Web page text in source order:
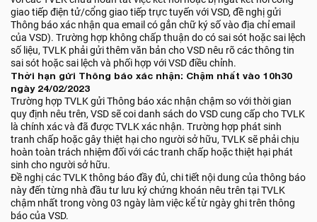
giao tiếp điện tử/cổng giao tiếp trực tuyến với VSD, đề nghị gửi
Thông báo xác nhận qua email có gắn chữ ký số vào địa chỉ email
của VSD). Trường hợp không chấp thuận do có sai sót hoặc sai lệch
số liệu, TVLK phải gửi thêm văn bản cho VSD nêu rõ các thông tin
sai sót hoặc sai lệch và phối hợp với VSD điều chỉnh.
Thời hạn gửi Thông báo xác nhận: Chậm nhất vào 10h30
ngày 24/02/2023
Trường hợp TVLK gửi Thông báo xác nhận chậm so với thời gian
quy định nêu trên, VSD sẽ coi danh sách do VSD cung cấp cho TVLK
là chính xác và đã được TVLK xác nhận. Trường hợp phát sinh
tranh chấp hoặc gây thiệt hại cho người sở hữu, TVLK sẽ phải chịu
hoàn toàn trách nhiệm đối với các tranh chấp hoặc thiệt hại phát
sinh cho người sở hữu.
Đề nghị các TVLK thông báo đầy đủ, chi tiết nội dung của thông báo
này đến từng nhà đầu tư lưu ký chứng khoán nêu trên tại TVLK
chậm nhất trong vòng 03 ngày làm việc kể từ ngày ghi trên thông
báo của VSD.